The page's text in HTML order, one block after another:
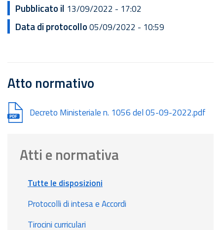
Pubblicato il 13/09/2022 - 17:02
Data di protocollo05/09/2022 - 10:59
Atto normativo
Document
Decreto Ministeriale n. 1056 del 05-09-2022.pdf
Atti e normativa
Tutte le disposizioni
Protocolli di intesa e Accordi
Tirocini curriculari